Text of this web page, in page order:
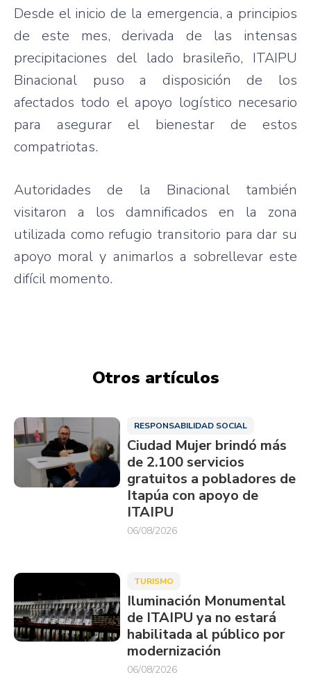
Desde el inicio de la emergencia, a principios
de este mes, derivada de las intensas
precipitaciones del lado brasileño, ITAIPU
Binacional puso a disposición de los
afectados todo el apoyo logístico necesario
para asegurar el bienestar de estos
compatriotas.
Autoridades de la Binacional también
visitaron a los damnificados en la zona
utilizada como refugio transitorio para dar su
apoyo moral y animarlos a sobrellevar este
difícil momento.
Otros artículos
RESPONSABILIDAD SOCIAL
Ciudad Mujer brindó más
de 2.100 servicios
gratuitos a pobladores de
Itapúa con apoyo de
ITAIPU
06/08/2026
TURISMO
Iluminación Monumental
de ITAIPU ya no estará
habilitada al público por
modernización
06/08/2026